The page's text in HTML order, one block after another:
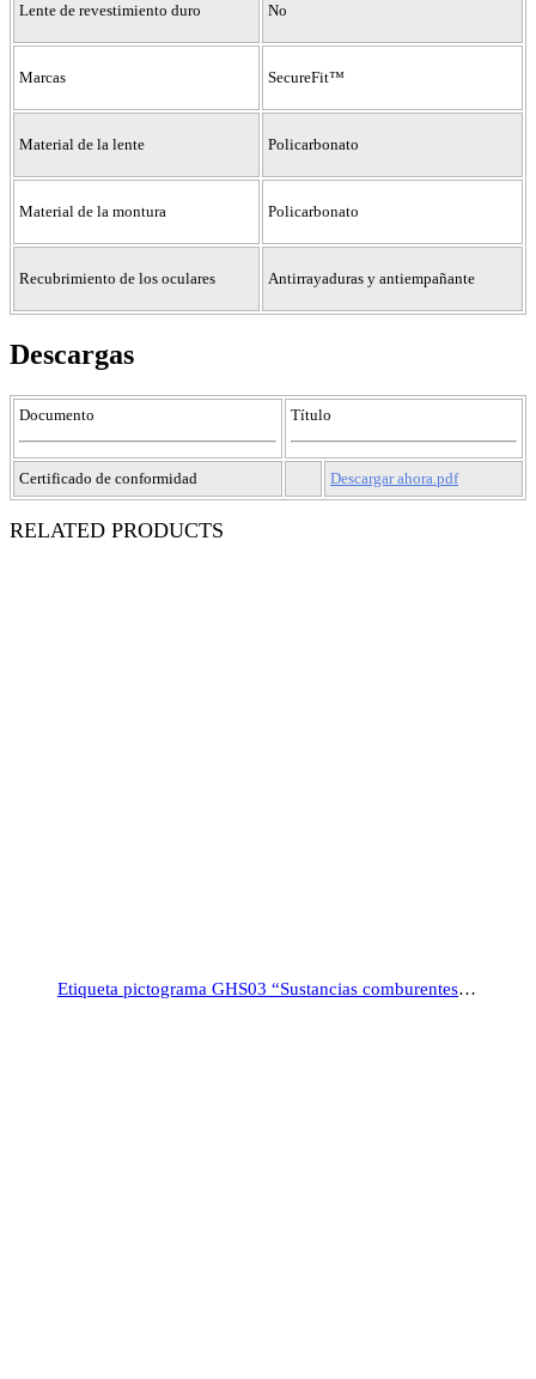
Lente de revestimiento duro No
Marcas SecureFit™
Material de la lente Policarbonato
Material de la montura Policarbonato
Recubrimiento de los oculares Antirrayaduras y antiempañante
Descargas
Documento Título
Certificado de conformidad Descargar ahora.pdf
RELATED PRODUCTS
Etiqueta pictograma GHS03 “Sustancias comburentes”, rollo 500